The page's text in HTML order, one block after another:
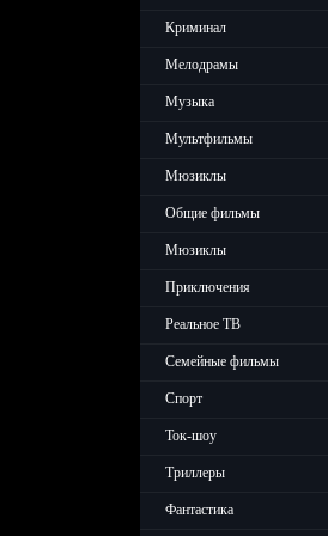
Криминал
Мелодрамы
Музыка
Мультфильмы
Мюзиклы
Общие фильмы
Мюзиклы
Приключения
Реальное ТВ
Семейные фильмы
Спорт
Ток-шоу
Триллеры
Фантастика